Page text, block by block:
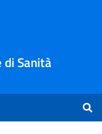
Sanità